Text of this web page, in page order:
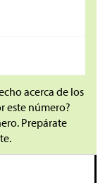
acerca de los
este número?
Prepárate